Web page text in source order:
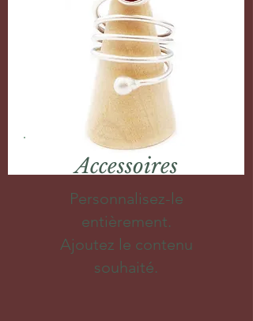
Accessoires
Personnalisez-le
entièrement.
Ajoutez le contenu
souhaité.